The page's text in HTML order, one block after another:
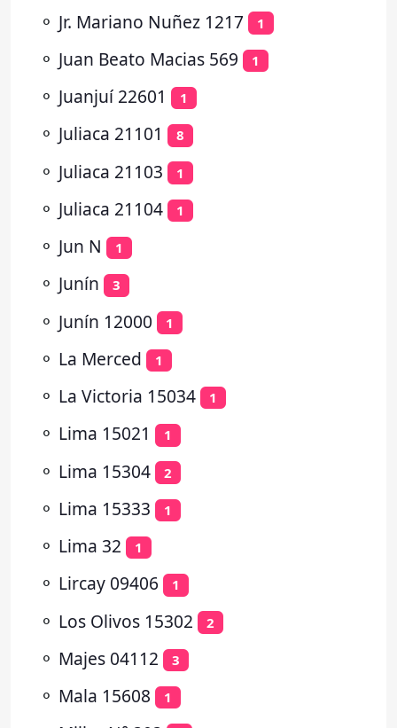
⚬ Jr. Mariano Nuñez 1217 1
⚬ Juan Beato Macias 569 1
⚬ Juanjuí 22601 1
⚬ Juliaca 21101 8
⚬ Juliaca 21103 1
⚬ Juliaca 21104 1
⚬ Jun N 1
⚬ Junín 3
⚬ Junín 12000 1
⚬ La Merced 1
⚬ La Victoria 15034 1
⚬ Lima 15021 1
⚬ Lima 15304 2
⚬ Lima 15333 1
⚬ Lima 32 1
⚬ Lircay 09406 1
⚬ Los Olivos 15302 2
⚬ Majes 04112 3
⚬ Mala 15608 1